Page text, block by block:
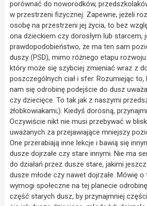
porównać do noworodków,
w przestrzeni fizycznej. Zapewne, jeżeli
osobę na przestrzeni jej życia, to bez
ona dzieckiem czy dorosłym lub starcem,
prawdopodobieństwo, że ma ten sam
duszy (PSD), mimo różnego etapu rozwoju
który może się szybciej zmieniać wraz z
poszczególnych ciał i sfer. Rozumiejąc to,
nam się odrobinę podejście do dusz
czy dziecięce. To tak jak z naszymi
żłobkowiakami;). Kiedyś dorosną,
Oczywiście nikt nie musi przebywać w
uważanych za przejawiające mniejszy
One przerabiają inne lekcje i bawią się
dusze dojrzałe czy stare innymi. Nie ma
do działań przez dusze stare, jakimi
dusze młode czy nawet dojrzałe. Mówię
wymogi społeczne na tej planecie
część starych dusz, by przynajmniej